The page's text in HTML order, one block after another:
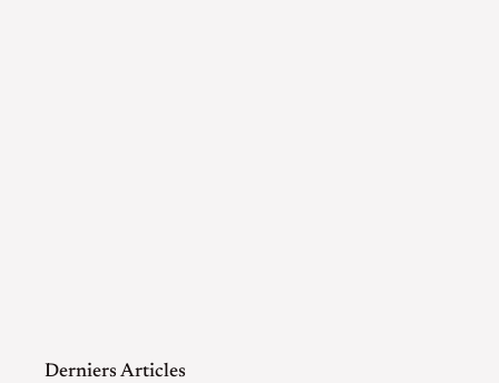
Derniers Articles